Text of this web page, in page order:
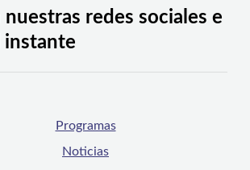
nuestras redes sociales e
instante
Programas
Noticias